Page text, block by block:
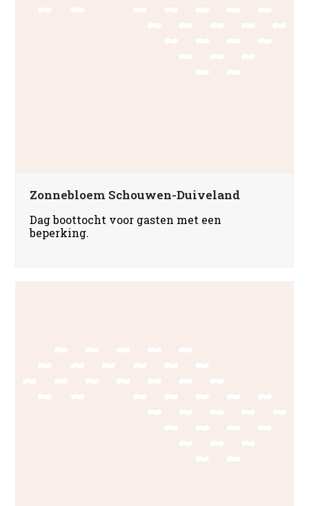
Zonnebloem Schouwen-Duiveland
Dag boottocht voor gasten met een
beperking.